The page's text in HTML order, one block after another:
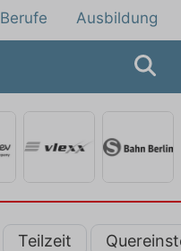
Berufe Ausbildung
Teilzeit